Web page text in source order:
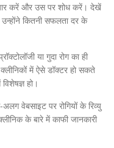
करें और उस पर शोध करें। देखें
कितनी सफलता दर के
या गुदा रोग का ही
में ऐसे डॉक्टर हो सकते
हो।
वेबसाइट पर रोगियों के रिव्यु
के बारे में काफी जानकारी